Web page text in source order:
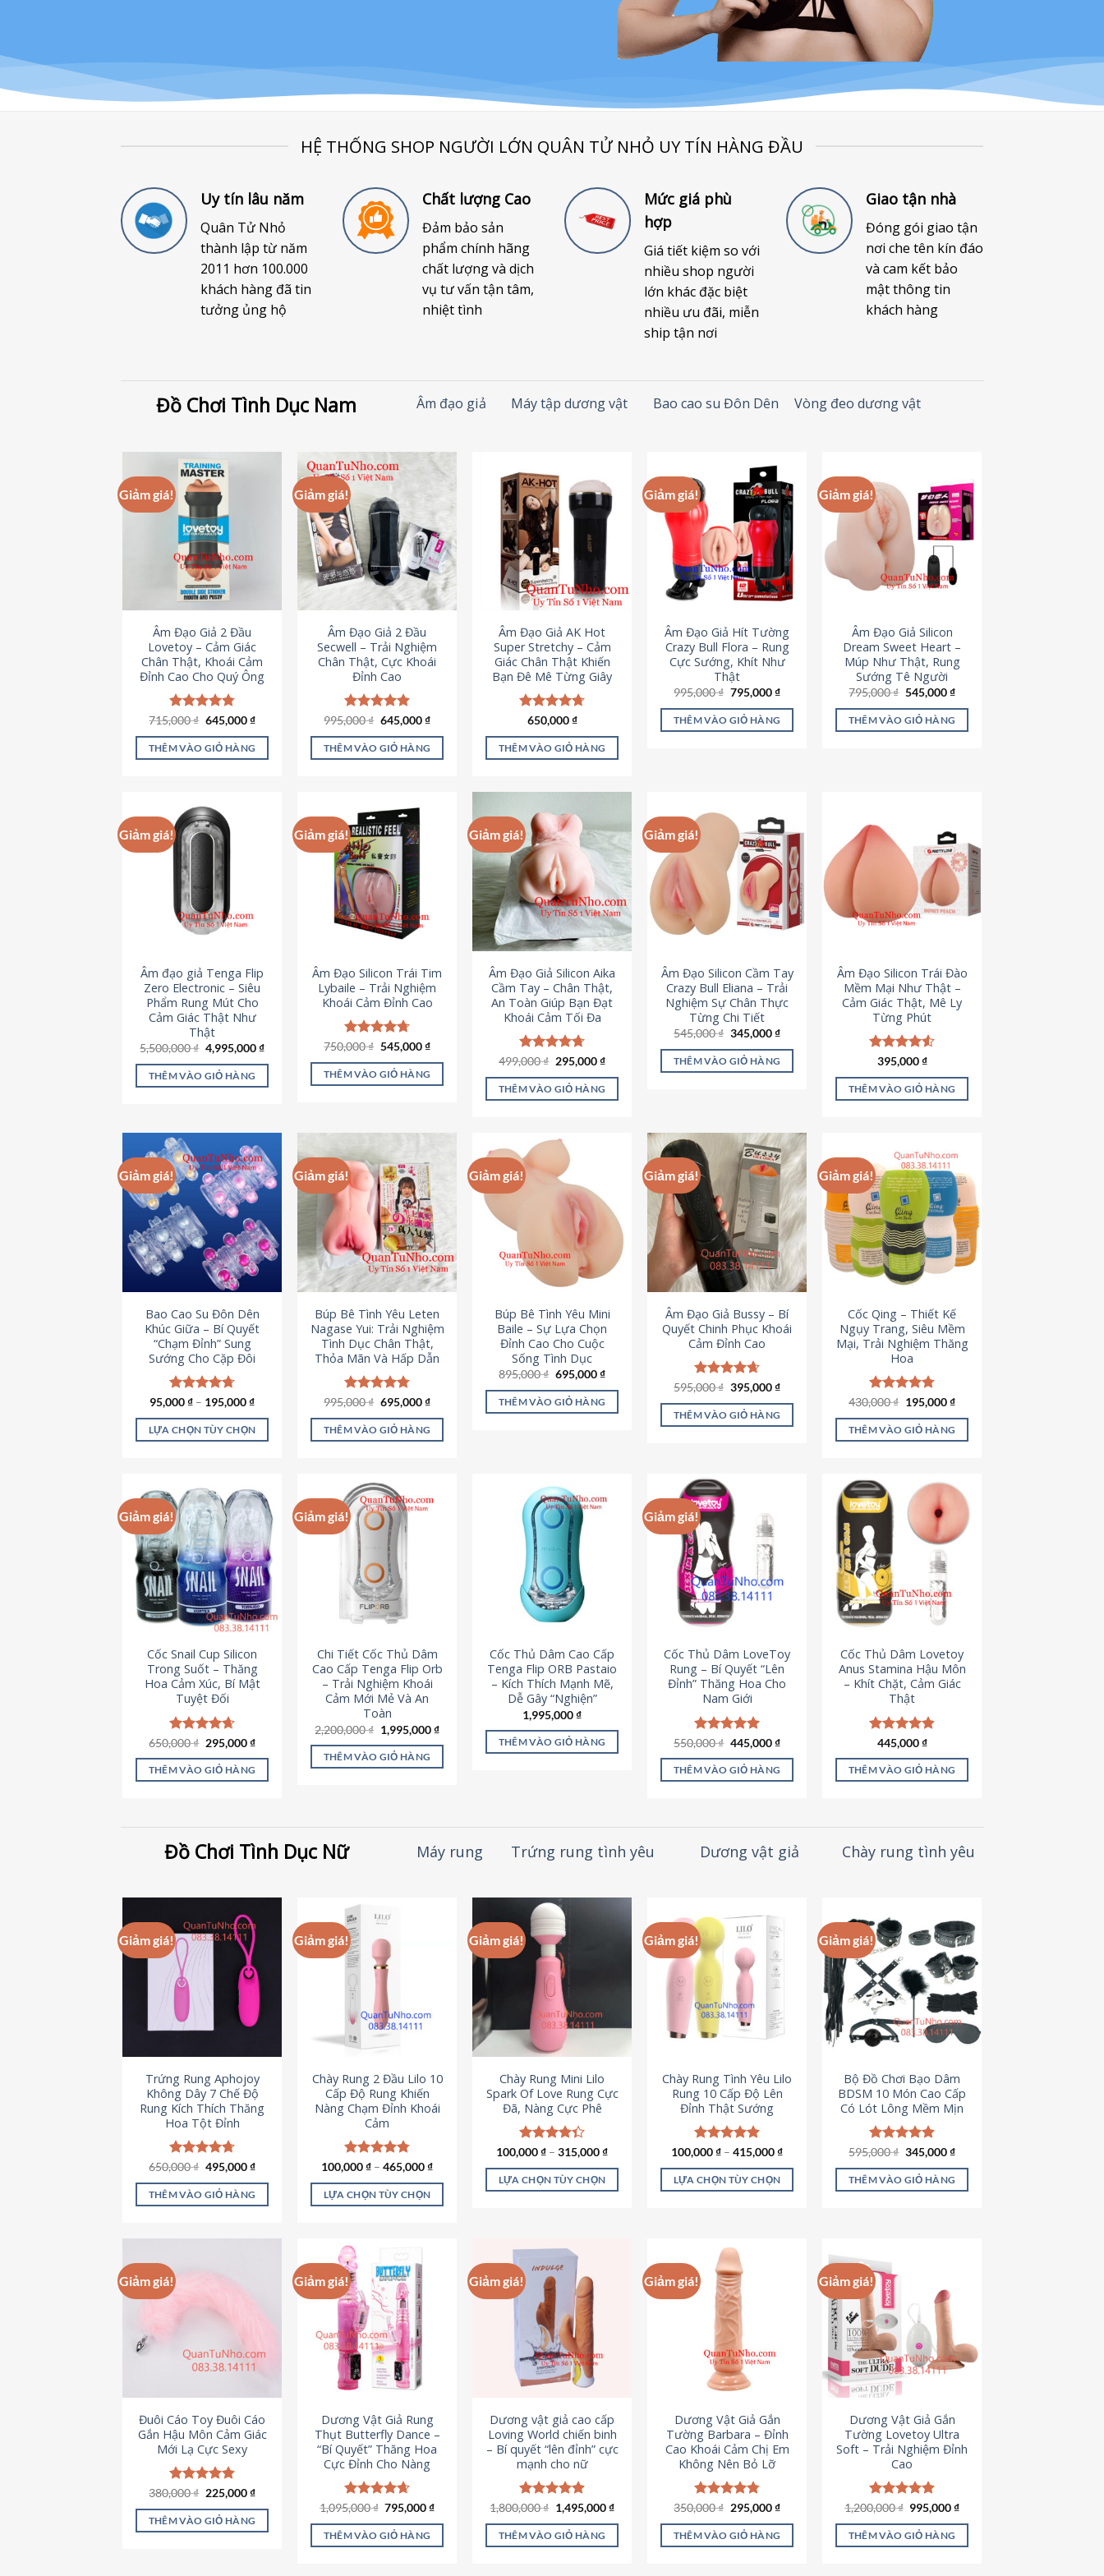
HỆ THỐNG SHOP NGƯỜI LỚN QUÂN TỬ NHỎ UY TÍN HÀNG ĐẦU
Uy tín lâu năm
Quân Tử Nhỏ
thành lập từ năm
2011 hơn 100.000
khách hàng đã tin
tưởng ủng hộ
Chất lượng Cao
Đảm bảo sản
phẩm chính hãng
chất lượng và dịch
vụ tư vấn tận tâm,
nhiệt tình
Mức giá phù
hợp
Giá tiết kiệm so với
nhiều shop người
lớn khác đặc biệt
nhiều ưu đãi, miễn
ship tận nơi
Giao tận nhà
Đóng gói giao tận
nơi che tên kín đáo
và cam kết bảo
mật thông tin
khách hàng
Đồ Chơi Tình Dục Nam Âm đạo giả Máy tập dương vật Bao cao su Đôn Dên Vòng đeo dương vật
Giảm giá!
Âm Đạo Giả 2 Đầu
Lovetoy – Cảm Giác
Chân Thật, Khoái Cảm
Đỉnh Cao Cho Quý Ông
Được xếp
hạng4.79
5 sao
715,000₫ Giá
là:
715,000 ₫.
645,000₫Giá
tại
là:
THÊM VÀO GIỎ HÀNG
Giảm giá!
Âm Đạo Giả 2 Đầu
Secwell – Trải Nghiệm
Chân Thật, Cực Khoái
Đỉnh Cao
Được xếp
hạng4.88
5 sao
995,000₫ Giá
là:
995,000 ₫.
645,000₫Giá
tại
là:
THÊM VÀO GIỎ HÀNG
Âm Đạo Giả AK Hot
Super Stretchy – Cảm
Giác Chân Thật Khiến
Bạn Đê Mê Từng Giây
Được xếp
hạng4.75
5 sao
650,000₫
THÊM VÀO GIỎ HÀNG
Giảm giá!
Âm Đạo Giả Hít Tường
Crazy Bull Flora – Rung
Cực Sướng, Khít Như
Thật
995,000₫ Giá
là:
995,000 ₫.
795,000₫Giá
tại
là:
THÊM VÀO GIỎ HÀNG
Giảm giá!
Âm Đạo Giả Silicon
Dream Sweet Heart –
Múp Như Thật, Rung
Sướng Tê Người
795,000₫ Giá
là:
795,000 ₫.
545,000₫Giá
tại
là:
THÊM VÀO GIỎ HÀNG
Giảm giá!
Âm đạo giả Tenga Flip
Zero Electronic – Siêu
Phẩm Rung Mút Cho
Cảm Giác Thật Như
Thật
5,500,000₫ Giá
gốc
là:
5,500,000 ₫.
4,995,000₫Giá
tại
THÊM VÀO GIỎ HÀNG
Giảm giá!
Âm Đạo Silicon Trái Tim
Lybaile – Trải Nghiệm
Khoái Cảm Đỉnh Cao
Được xếp
5 sao
750,000₫ Giá
là:
750,000 ₫.
545,000₫Giá
tại
là:
THÊM VÀO GIỎ HÀNG
Giảm giá!
Âm Đạo Giả Silicon Aika
Cầm Tay – Chân Thật,
An Toàn Giúp Bạn Đạt
Khoái Cảm Tối Đa
Được xếp
5 sao
499,000₫ Giá
là:
499,000 ₫.
295,000₫Giá
tại
là:
THÊM VÀO GIỎ HÀNG
Giảm giá!
Âm Đạo Silicon Cầm Tay
Crazy Bull Eliana – Trải
Nghiệm Sự Chân Thực
Từng Chi Tiết
545,000₫ Giá
là:
545,000 ₫.
345,000₫Giá
tại
là:
THÊM VÀO GIỎ HÀNG
Âm Đạo Silicon Trái Đào
Mềm Mại Như Thật –
Cảm Giác Thật, Mê Ly
Từng Phút
Được xếp
5 sao
395,000₫
THÊM VÀO GIỎ HÀNG
Giảm giá!
Bao Cao Su Đôn Dên
Khúc Giữa – Bí Quyết
“Chạm Đỉnh” Sung
Sướng Cho Cặp Đôi
Được xếp
5 sao
95,000₫ – 195,000₫
LỰA CHỌN TÙY CHỌN
này
có
nhiều
biến
thể.
Các
tùy
chọn
thể
được
chọn
trên
trang
phẩm
Giảm giá!
Búp Bê Tình Yêu Leten
Nagase Yui: Trải Nghiệm
Tình Dục Chân Thật,
Thỏa Mãn Và Hấp Dẫn
Được xếp
5 sao
995,000₫ Giá
là:
995,000 ₫.
695,000₫Giá
tại
là:
THÊM VÀO GIỎ HÀNG
Giảm giá!
Búp Bê Tình Yêu Mini
Baile – Sự Lựa Chọn
Đỉnh Cao Cho Cuộc
Sống Tình Dục
895,000₫ Giá
là:
895,000 ₫.
695,000₫Giá
tại
là:
THÊM VÀO GIỎ HÀNG
Giảm giá!
Âm Đạo Giả Bussy – Bí
Quyết Chinh Phục Khoái
Cảm Đỉnh Cao
Được xếp
5 sao
595,000₫ Giá
là:
595,000 ₫.
395,000₫Giá
tại
là:
THÊM VÀO GIỎ HÀNG
Giảm giá!
Cốc Qing – Thiết Kế
Ngụy Trang, Siêu Mềm
Mại, Trải Nghiệm Thăng
Hoa
Được xếp
5 sao
430,000₫ Giá
là:
430,000 ₫.
195,000₫Giá
tại
là:
THÊM VÀO GIỎ HÀNG
Giảm giá!
Cốc Snail Cup Silicon
Trong Suốt – Thăng
Hoa Cảm Xúc, Bí Mật
Tuyệt Đối
Được xếp
hạng4.69
5 sao
650,000₫ Giá
là:
650,000 ₫.
295,000₫Giá
tại
là:
THÊM VÀO GIỎ HÀNG
Giảm giá!
Chi Tiết Cốc Thủ Dâm
Cao Cấp Tenga Flip Orb
– Trải Nghiệm Khoái
Cảm Mới Mẻ Và An
Toàn
2,200,000₫ Giá
gốc
là:
2,200,000 ₫.
1,995,000₫Giá
THÊM VÀO GIỎ HÀNG
Cốc Thủ Dâm Cao Cấp
Tenga Flip ORB Pastaio
– Kích Thích Mạnh Mẽ,
Dễ Gây “Nghiện”
1,995,000₫
THÊM VÀO GIỎ HÀNG
Giảm giá!
Cốc Thủ Dâm LoveToy
Rung – Bí Quyết “Lên
Đỉnh” Thăng Hoa Cho
Nam Giới
Được xếp
hạng5.00
5 sao
550,000₫ Giá
là:
550,000 ₫.
445,000₫Giá
tại
là:
THÊM VÀO GIỎ HÀNG
Cốc Thủ Dâm Lovetoy
Anus Stamina Hậu Môn
– Khít Chặt, Cảm Giác
Thật
Được xếp
hạng4.84
5 sao
445,000₫
THÊM VÀO GIỎ HÀNG
Đồ Chơi Tình Dục Nữ Máy rung Trứng rung tình yêu Dương vật giả Chày rung tình yêu
Giảm giá!
Trứng Rung Aphojoy
Không Dây 7 Chế Độ
Rung Kích Thích Thăng
Hoa Tột Đỉnh
Được xếp
5 sao
650,000₫ Giá
là:
650,000 ₫.
495,000₫Giá
tại
là:
THÊM VÀO GIỎ HÀNG
Giảm giá!
Chày Rung 2 Đầu Lilo 10
Cấp Độ Rung Khiến
Nàng Chạm Đỉnh Khoái
Cảm
Được xếp
5 sao
100,000₫ – 465,000₫
LỰA CHỌN TÙY CHỌN
có
nhiều
biến
thể.
Các
tùy
chọn
thể
được
chọn
trên
trang
phẩm
Giảm giá!
Chày Rung Mini Lilo
Spark Of Love Rung Cực
Đã, Nàng Cực Phê
Được xếp
5 sao
100,000₫ – 315,000₫
LỰA CHỌN TÙY CHỌN
nhiều
thể.
Các
tùy
chọn
được
chọn
trên
trang
sản
phẩm
Giảm giá!
Chày Rung Tình Yêu Lilo
Rung 10 Cấp Độ Lên
Đỉnh Thật Sướng
Được xếp
5 sao
100,000₫ – 415,000₫
LỰA CHỌN TÙY CHỌN
có
nhiều
biến
thể.
Các
tùy
chọn
có
được
chọn
trên
trang
sản
phẩm
Giảm giá!
Bộ Đồ Chơi Bạo Dâm
BDSM 10 Món Cao Cấp
Có Lót Lông Mềm Mịn
Được xếp
5 sao
595,000₫ Giá
là:
595,000 ₫.
345,000₫Giá
tại
là:
THÊM VÀO GIỎ HÀNG
Giảm giá!
Đuôi Cáo Toy Đuôi Cáo
Gắn Hậu Môn Cảm Giác
Mới Lạ Cực Sexy
Được xếp
5 sao
380,000₫ Giá
là:
380,000 ₫.
225,000₫Giá
tại
là:
THÊM VÀO GIỎ HÀNG
Giảm giá!
Dương Vật Giả Rung
Thụt Butterfly Dance –
“Bí Quyết” Thăng Hoa
Cực Đỉnh Cho Nàng
Được xếp
5 sao
1,095,000₫ Giá
là:
1,095,000 ₫.
795,000₫Giá
tại
THÊM VÀO GIỎ HÀNG
Giảm giá!
Dương vật giả cao cấp
Loving World chiến binh
– Bí quyết “lên đỉnh” cực
mạnh cho nữ
Được xếp
5 sao
1,800,000₫ Giá
gốc
là:
1,800,000 ₫.
1,495,000₫Giá
tại
THÊM VÀO GIỎ HÀNG
Giảm giá!
Dương Vật Giả Gắn
Tường Barbara – Đỉnh
Cao Khoái Cảm Chị Em
Không Nên Bỏ Lỡ
Được xếp
5 sao
350,000₫ Giá
là:
350,000 ₫.
295,000₫Giá
tại
là:
THÊM VÀO GIỎ HÀNG
Giảm giá!
Dương Vật Giả Gắn
Tường Lovetoy Ultra
Soft – Trải Nghiệm Đỉnh
Cao
Được xếp
5 sao
1,200,000₫ Giá
là:
1,200,000 ₫.
995,000₫Giá
tại
THÊM VÀO GIỎ HÀNG